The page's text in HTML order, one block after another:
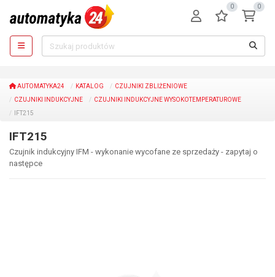
0 0
AUTOMATYKA24 KATALOG
CZUJNIKI ZBLIŻENIOWE
CZUJNIKI INDUKCYJNE
CZUJNIKI INDUKCYJNE WYSOKOTEMPERATUROWE
IFT215
IFT215
Czujnik indukcyjny IFM - wykonanie wycofane ze sprzedaży - zapytaj o
następce